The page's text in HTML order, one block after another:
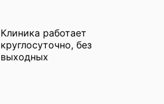
Клиника работает
круглосуточно, без
выходных